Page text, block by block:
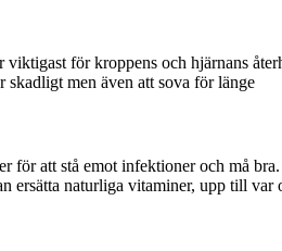
för kroppens och hjärnans
skadligt men även att sova för länge
att stå emot infektioner och må
naturliga vitaminer, upp till var